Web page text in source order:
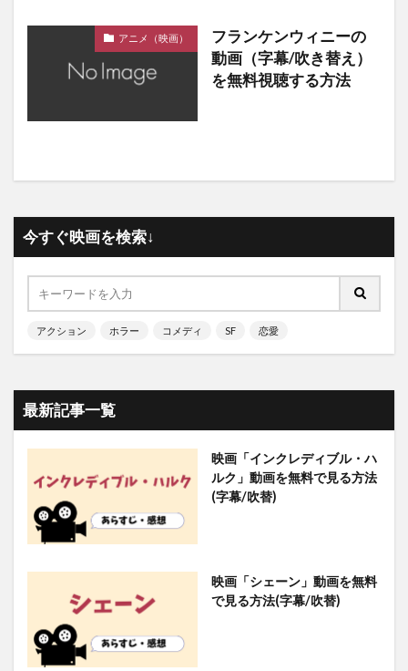
アニメ（映画）
フランケンウィニーの
動画（字幕/吹き替え）
を無料視聴する方法
今すぐ映画を検索↓
アクション ホラー コメディ SF 恋愛
最新記事一覧
映画「インクレディブル・ハ
ルク」動画を無料で見る方法
(字幕/吹替)
映画「シェーン」動画を無料
で見る方法(字幕/吹替)